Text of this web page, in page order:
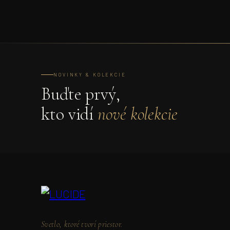
NOVINKY & KOLEKCIE
Buďte prvý,
kto vidí nové kolekcie
Svetlo, ktoré tvorí priestor.